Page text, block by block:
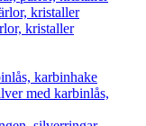
kristaller
kristaller
karbinhake
med karbinlås,